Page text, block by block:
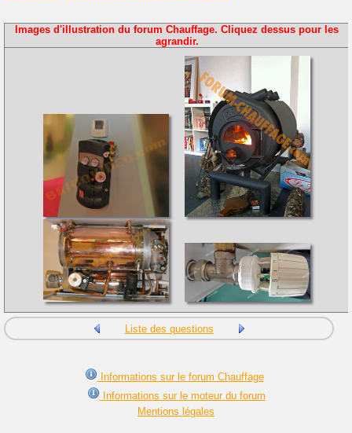
Images d'illustration du forum Chauffage. Cliquez dessus pour les
agrandir.
Liste des questions
Informations sur le forum Chauffage
Informations sur le moteur du forum
Mentions légales